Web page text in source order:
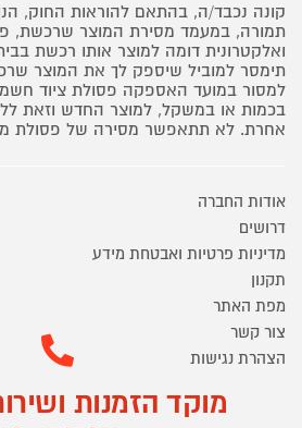
קונה נכבד/ה, בהתאם להוראות החוק,
תמורה, במעמד מסירת המוצר שרכשת,
ואלקטרונית דומה למוצר אותו רכשת
תימסר למוביל שיספק לך את המוצר
למסור במועד האספקה פסולת ציוד
בכמות או במשקל, למוצר החדש וזאת
אחרת. לא תתאפשר מסירה של פסולת
אודות החברה
דרושים
מדיניות פרטיות ואבטחת מידע
תקנון
מפת האתר
צור קשר
הצהרת נגישות
מוקד הזמנות